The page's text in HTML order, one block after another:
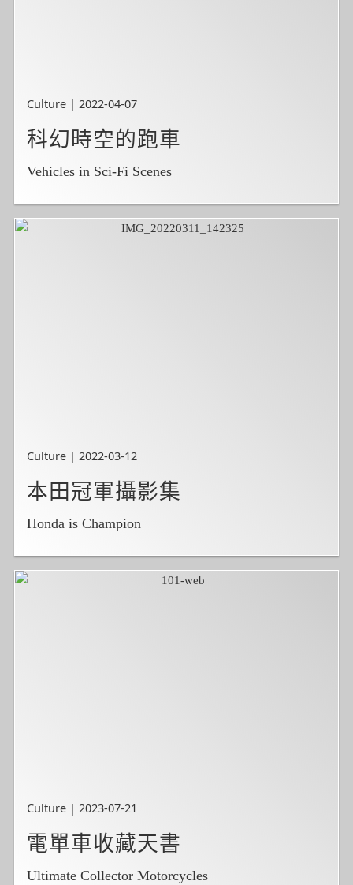
Culture | 2022-04-07
科幻時空的跑車
Vehicles in Sci-Fi Scenes
Culture | 2022-03-12
本田冠軍攝影集
Honda is Champion
Culture | 2023-07-21
電單車收藏天書
Ultimate Collector Motorcycles